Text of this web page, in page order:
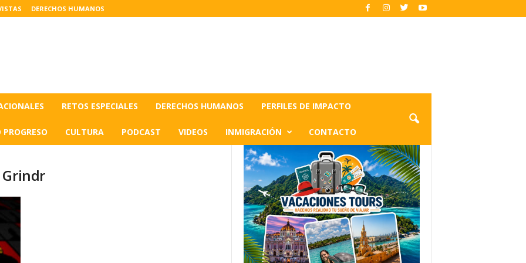
DERECHOS HUMANOS
RETOS ESPECIALES DERECHOS HUMANOS PERFILES DE IMPACTO
PROGRESO CULTURA PODCAST VIDEOS INMIGRACIÓN CONTACTO